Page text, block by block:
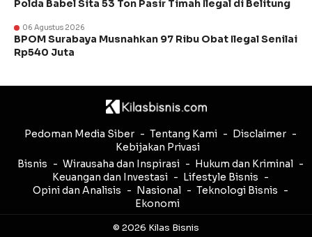
Polda Babel Sita 53 Ton Pasir Timah Ilegal di Belitung
06 Agustus 2026
BPOM Surabaya Musnahkan 97 Ribu Obat Ilegal Senilai
Rp540 Juta
Pedoman Media Siber Tentang Kami
Disclaimer
Kebijakan Privasi
Bisnis
Wirausaha dan Inspirasi
Hukum dan Kriminal
Keuangan dan Investasi
Lifestyle Bisnis
Opini dan Analisis
Nasional
Teknologi Bisnis
Ekonomi
© 2026 Kilas Bisnis